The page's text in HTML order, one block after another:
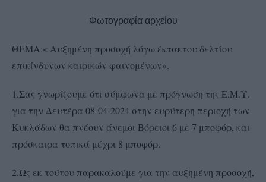
Φωτογραφία αρχείου
ΘΕΜΑ:« Αυξημένη προσοχή λόγω έκτακτου δελτίου
επικίνδυνων καιρικών φαινομένων».
1.Σας γνωρίζουμε ότι σύμφωνα με πρόγνωση της Ε.Μ.Υ.
για την Δευτέρα 08-04-2024 στην ευρύτερη περιοχή των
Κυκλάδων θα πνέουν άνεμοι Βόρειοι 6 με 7 μποφόρ, και
πρόσκαιρα τοπικά μέχρι 8 μποφόρ.
2.Ως εκ τούτου παρακαλούμε για την αυξημένη προσοχή,